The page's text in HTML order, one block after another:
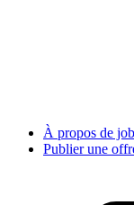
À propos de
Publier une